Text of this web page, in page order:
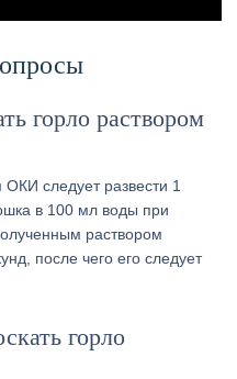
горло раствором
следует развести 1
в 100 мл воды при
раствором
после чего его следует
горло